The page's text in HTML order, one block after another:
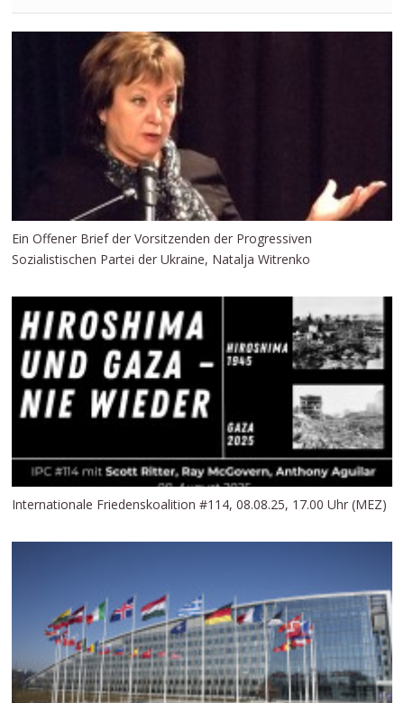
Ein Offener Brief der Vorsitzenden der Progressiven
Sozialistischen Partei der Ukraine, Natalja Witrenko
Internationale Friedenskoalition #114, 08.08.25, 17.00 Uhr (MEZ)